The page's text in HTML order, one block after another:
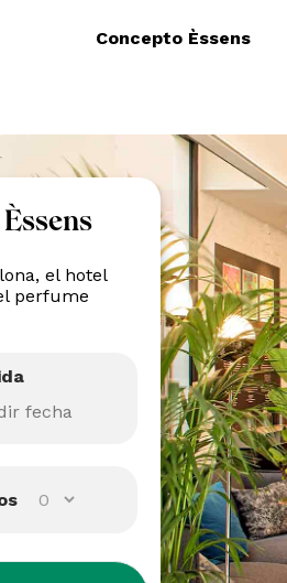
Concepto Èssens
el hotel
perfume